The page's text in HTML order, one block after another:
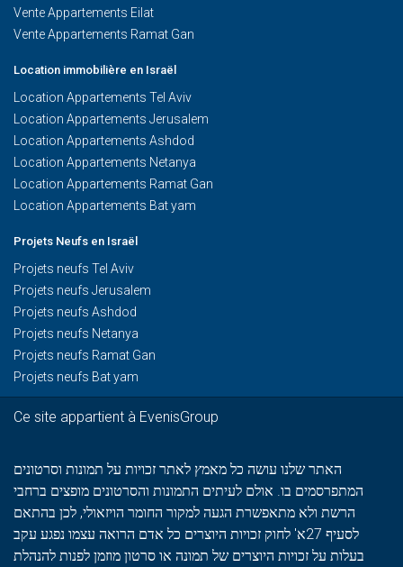
Vente Appartements Eilat
Vente Appartements Ramat Gan
Location immobilière en Israël
Location Appartements Tel Aviv
Location Appartements Jerusalem
Location Appartements Ashdod
Location Appartements Netanya
Location Appartements Ramat Gan
Location Appartements Bat yam
Projets Neufs en Israël
Projets neufs Tel Aviv
Projets neufs Jerusalem
Projets neufs Ashdod
Projets neufs Netanya
Projets neufs Ramat Gan
Projets neufs Bat yam
Ce site appartient à EvenisGroup
האתר שלנו עושה כל מאמץ לאתר זכויות על תמונות וסרטונים
המתפרסמים בו. אולם לעיתים התמונות והסרטונים מופצים ברחבי
הרשת ולא מתאפשרת הגעה למקור החומר הויזאולי, לכן בהתאם
לסעיף 27א' לחוק זכויות היוצרים כל אדם הרואה עצמו נפגע עקב
בעלות על זכויות היוצרים של תמונה או סרטון מוזמן לפנות להנהלת